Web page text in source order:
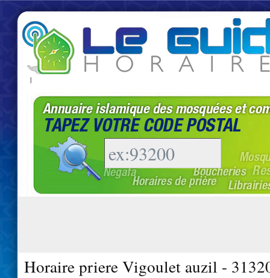
|
Horaire priere Vigoulet auzil -